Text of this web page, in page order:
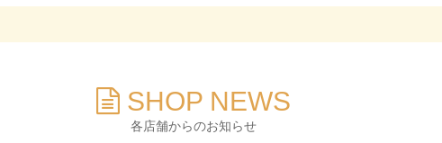
SHOP NEWS
各店舗からのお知らせ